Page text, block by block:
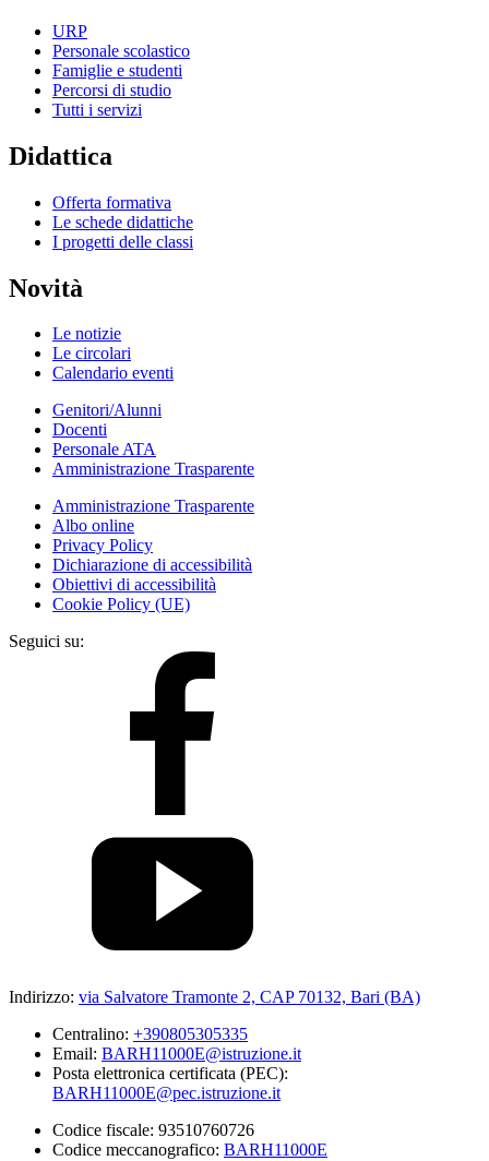
URP
Personale scolastico
Famiglie e studenti
Percorsi di studio
Tutti i servizi
Didattica
Offerta formativa
Le schede didattiche
I progetti delle classi
Novità
Le notizie
Le circolari
Calendario eventi
Genitori/Alunni
Docenti
Personale ATA
Amministrazione Trasparente
Amministrazione Trasparente
Albo online
Privacy Policy
Dichiarazione di accessibilità
Obiettivi di accessibilità
Cookie Policy (UE)
Seguici su:
Indirizzo: via Salvatore Tramonte 2, CAP 70132, Bari (BA)
Centralino: +390805305335
Email: BARH11000E@istruzione.it
Posta elettronica certificata (PEC):
BARH11000E@pec.istruzione.it
Codice fiscale: 93510760726
Codice meccanografico: BARH11000E